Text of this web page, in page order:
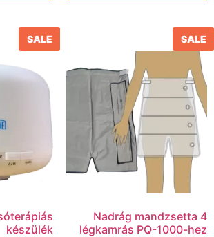
SALE
Nadrág mandzsetta 4
légkamrás PQ-1000-hez
SALE
készülék